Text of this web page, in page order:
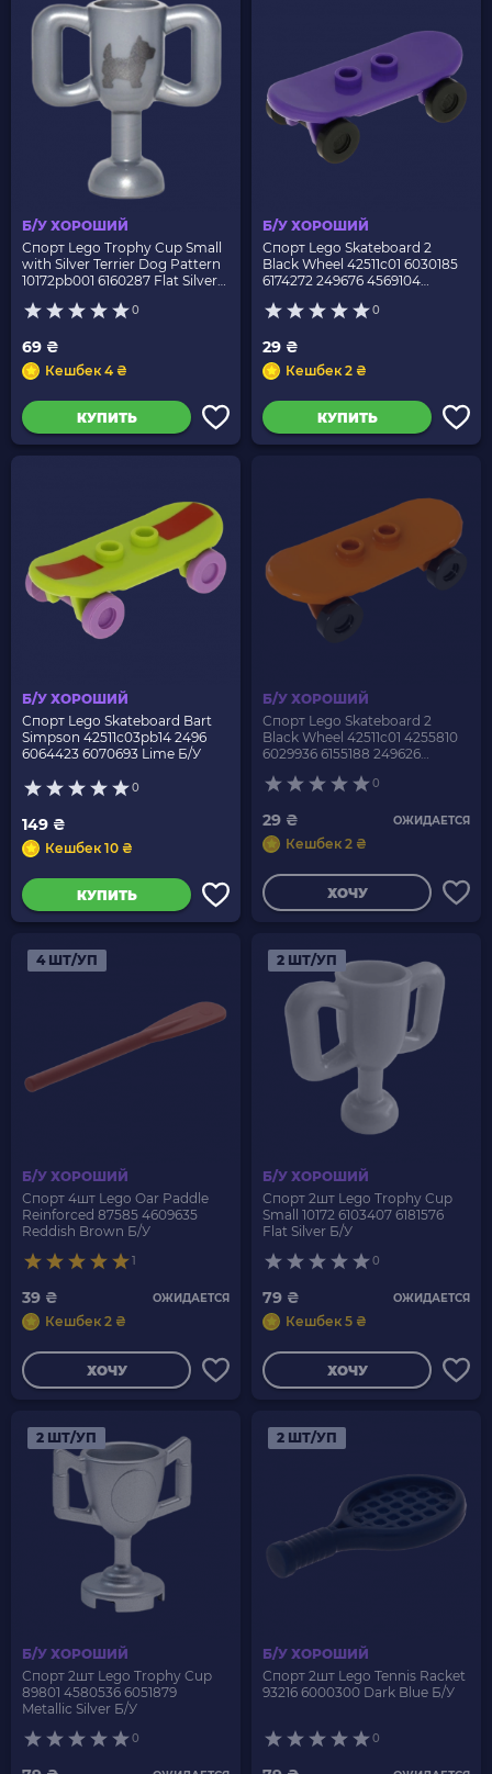
Б/У ХОРОШИЙ
Спорт Lego Trophy Cup Small
with Silver Terrier Dog Pattern
10172pb001 6160287 Flat Silver
0
69 ₴
Кешбек 4 ₴
КУПИТЬ
Б/У ХОРОШИЙ
Спорт Lego Skateboard 2
Black Wheel 42511c01 6030185
6174272 249676 4569104
0
29 ₴
Кешбек 2 ₴
КУПИТЬ
Б/У ХОРОШИЙ
Спорт Lego Skateboard Bart
Simpson 42511c03pb14 2496
6064423 6070693 Lime Б/У
0
149 ₴
Кешбек 10 ₴
КУПИТЬ
Б/У ХОРОШИЙ
Спорт Lego Skateboard 2
Black Wheel 42511c01 4255810
6029936 6155188 249626
0
29 ₴ ОЖИДАЕТСЯ
Кешбек 2 ₴
ХОЧУ
4 ШТ/УП
Б/У ХОРОШИЙ
Спорт 4шт Lego Oar Paddle
Reinforced 87585 4609635
Reddish Brown Б/У
1
39 ₴ ОЖИДАЕТСЯ
Кешбек 2 ₴
ХОЧУ
2 ШТ/УП
Б/У ХОРОШИЙ
Спорт 2шт Lego Trophy Cup
Small 10172 6103407 6181576
Flat Silver Б/У
0
79 ₴ ОЖИДАЕТСЯ
Кешбек 5 ₴
ХОЧУ
2 ШТ/УП
Б/У ХОРОШИЙ
Спорт 2шт Lego Trophy Cup
89801 4580536 6051879
Metallic Silver Б/У
0
2 ШТ/УП
Б/У ХОРОШИЙ
Спорт 2шт Lego Tennis Racket
93216 6000300 Dark Blue Б/У
0